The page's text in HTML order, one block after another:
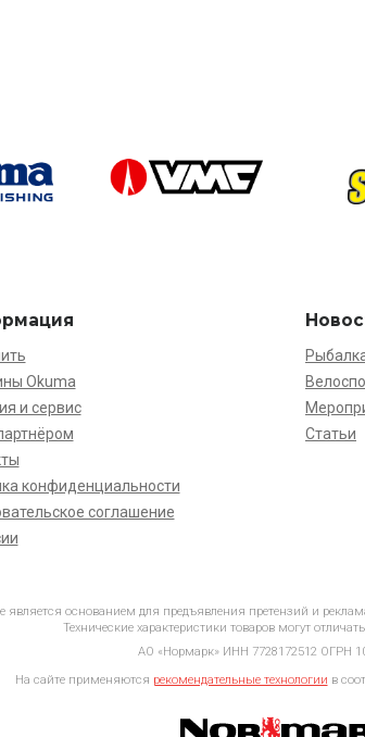
Okuma
и сервис
конфиденциальности
соглашение
Статьи
является основанием для предъявления претензий и
Технические характеристики товаров могут
АО «Нормарк» ИНН 7728172512 ОГРН
На сайте применяются рекомендательные технологии в